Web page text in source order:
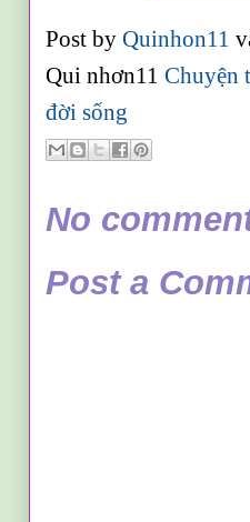
Post byQuinhon11
Qui nhơn11Chuyện
đời sống
No
Post a